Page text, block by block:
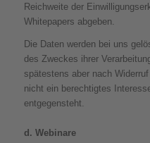
Reichweite der
Whitepapers abgeben.
Die Daten werden bei uns
des Zweckes ihrer
spätestens aber nach
nicht ein berechtigtes
entgegensteht.
d. Webinare